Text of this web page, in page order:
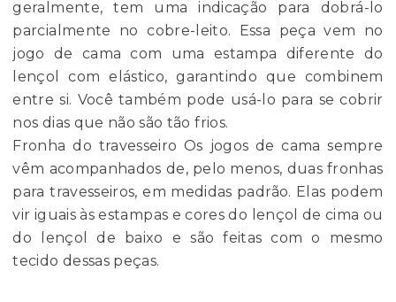
geralmente, tem uma indicação para dobrá-lo
parcialmente no cobre-leito. Essa peça vem no
jogo de cama com uma estampa diferente do
lençol com elástico, garantindo que combinem
entre si. Você também pode usá-lo para se cobrir
nos dias que não são tão frios.
Fronha do travesseiro Os jogos de cama sempre
vêm acompanhados de, pelo menos, duas fronhas
para travesseiros, em medidas padrão. Elas podem
vir iguais às estampas e cores do lençol de cima ou
do lençol de baixo e são feitas com o mesmo
tecido dessas peças.